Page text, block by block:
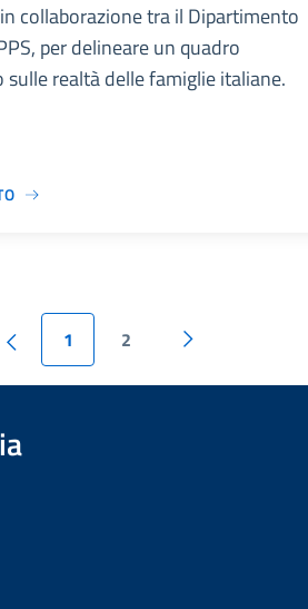
collaborazione tra il Dipartimento
per delineare un quadro
realtà delle famiglie italiane.
1 2